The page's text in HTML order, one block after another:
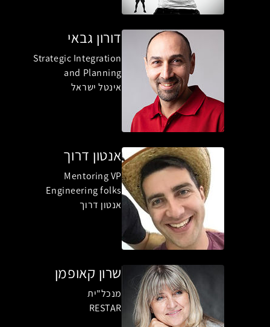
דורון גבאי
Strategic Integration
and Planning
אינטל ישראל
אנטון דרוך
Mentoring VP
Engineering folks
אנטון דרוך
שרון קאופמן
מנכל"ית
RESTAR